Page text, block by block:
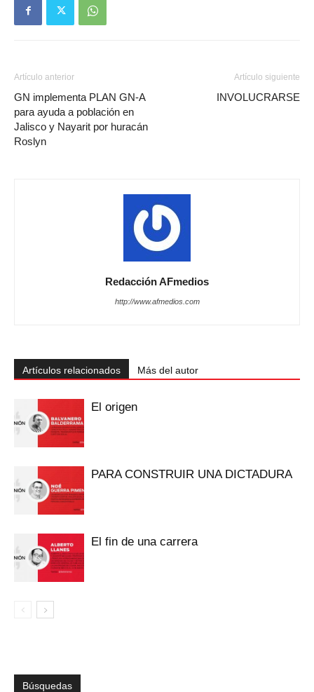
Artículo anterior
GN implementa PLAN GN-A
para ayuda a población en
Jalisco y Nayarit por huracán
Roslyn
Artículo siguiente
INVOLUCRARSE
Redacción AFmedios
http://www.afmedios.com
Artículos relacionados Más del autor
El origen
PARA CONSTRUIR UNA DICTADURA
El fin de una carrera
Búsquedas